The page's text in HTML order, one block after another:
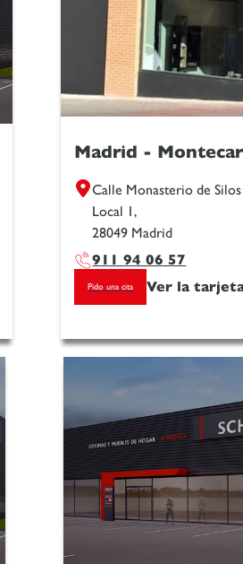
Madrid -
Calle Monasterio de
Local 1,
28049 Madrid
911 94 06 57
Pido una cita Ver la